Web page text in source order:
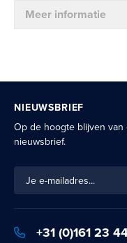
Meer informatie
NIEUWSBRIEF
Op de hoogte blijven
nieuwsbrief.
onze
+31 (0)161 23